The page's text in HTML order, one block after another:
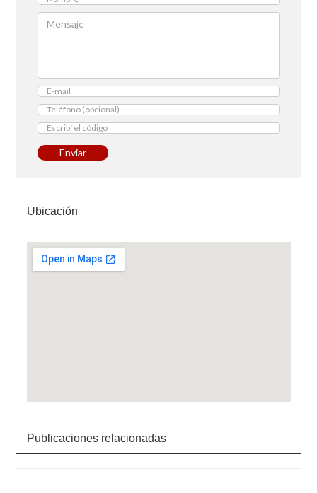
Enviar
Ubicación
Publicaciones relacionadas